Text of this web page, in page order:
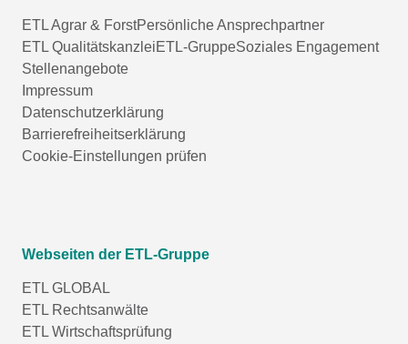
ETL Agrar & ForstPersönliche Ansprechpartner
ETL QualitätskanzleiETL-GruppeSoziales Engagement
Stellenangebote
Impressum
Datenschutzerklärung
Barrierefreiheitserklärung
Cookie-Einstellungen prüfen
Webseiten der ETL-Gruppe
ETL GLOBAL
ETL Rechtsanwälte
ETL Wirtschaftsprüfung